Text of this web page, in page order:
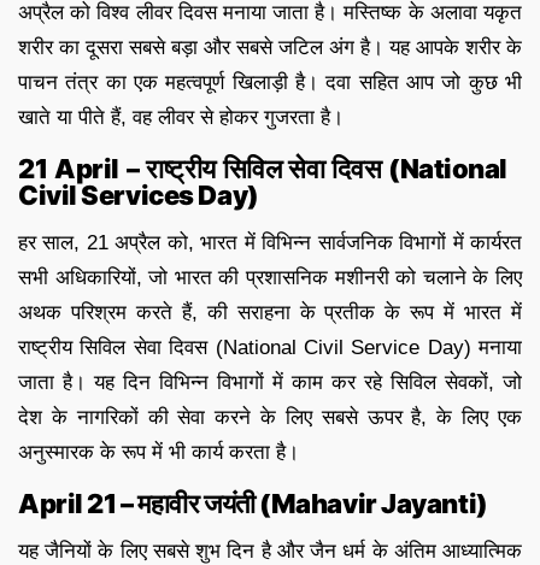
अप्रैल को विश्व लीवर दिवस मनाया जाता है। मस्तिष्क के अलावा यकृत
शरीर का दूसरा सबसे बड़ा और सबसे जटिल अंग है। यह आपके शरीर के
पाचन तंत्र का एक महत्वपूर्ण खिलाड़ी है। दवा सहित आप जो कुछ भी
खाते या पीते हैं, वह लीवर से होकर गुजरता है।
21 April – राष्ट्रीय सिविल सेवा दिवस (National
Civil Services Day)
हर साल, 21 अप्रैल को, भारत में विभिन्न सार्वजनिक विभागों में कार्यरत
सभी अधिकारियों, जो भारत की प्रशासनिक मशीनरी को चलाने के लिए
अथक परिश्रम करते हैं, की सराहना के प्रतीक के रूप में भारत में
राष्ट्रीय सिविल सेवा दिवस (National Civil Service Day) मनाया
जाता है। यह दिन विभिन्न विभागों में काम कर रहे सिविल सेवकों, जो
देश के नागरिकों की सेवा करने के लिए सबसे ऊपर है, के लिए एक
अनुस्मारक के रूप में भी कार्य करता है।
April 21 – महावीर जयंती (Mahavir Jayanti)
यह जैनियों के लिए सबसे शुभ दिन है और जैन धर्म के अंतिम आध्यात्मिक